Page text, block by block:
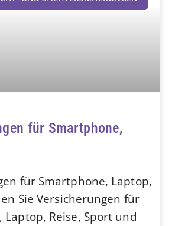
für Smartphone,
für Smartphone, Laptop,
Sie Versicherungen für
Laptop, Reise, Sport und